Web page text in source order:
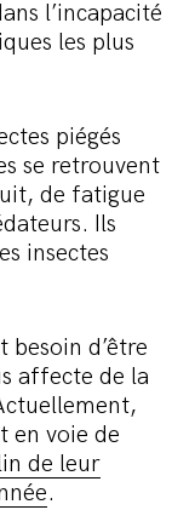
l’incapacité
les plus
piégés
se retrouvent
de fatigue
Ils
insectes
besoin d’être
affecte de la
en voie de
de leur
.